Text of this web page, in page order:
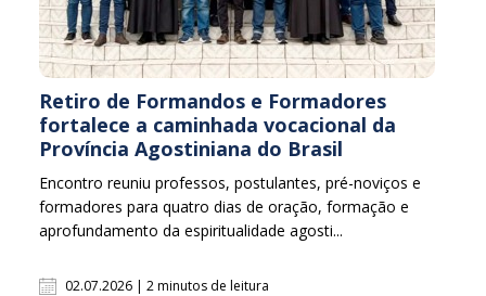
Retiro de Formandos e Formadores
fortalece a caminhada vocacional da
Província Agostiniana do Brasil
Encontro reuniu professos, postulantes, pré-noviços e
formadores para quatro dias de oração, formação e
aprofundamento da espiritualidade agosti...
02.07.2026 | 2 minutos de leitura